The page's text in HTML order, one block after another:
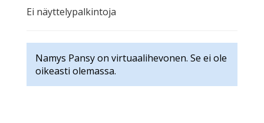
Ei näyttelypalkintoja
Namys Pansy on virtuaalihevonen. Se ei ole
oikeasti olemassa.